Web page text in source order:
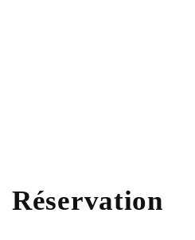
Réservation